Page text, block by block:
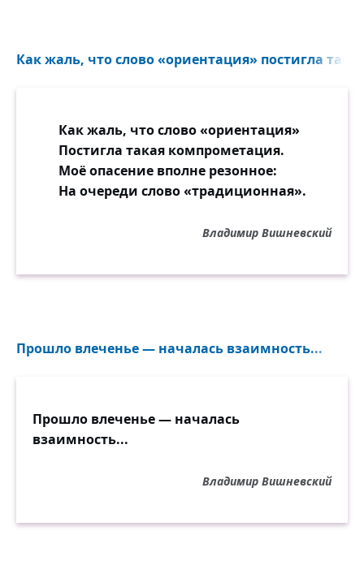
Как жаль, что слово «ориентация» постигла
Как жаль, что слово «ориентация»
Постигла такая компрометация.
Моё опасение вполне резонное:
На очереди слово «традиционная».
Владимир Вишневский
Прошло влеченье — началась взаимность...
Прошло влеченье — началась
взаимность...
Владимир Вишневский